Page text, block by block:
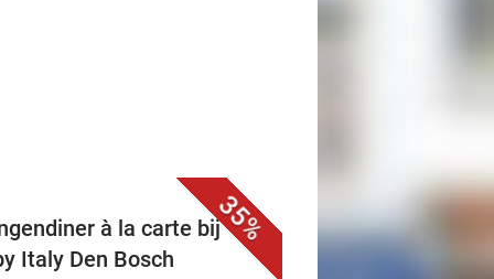
35%
à la carte bij
Italy Den Bosch